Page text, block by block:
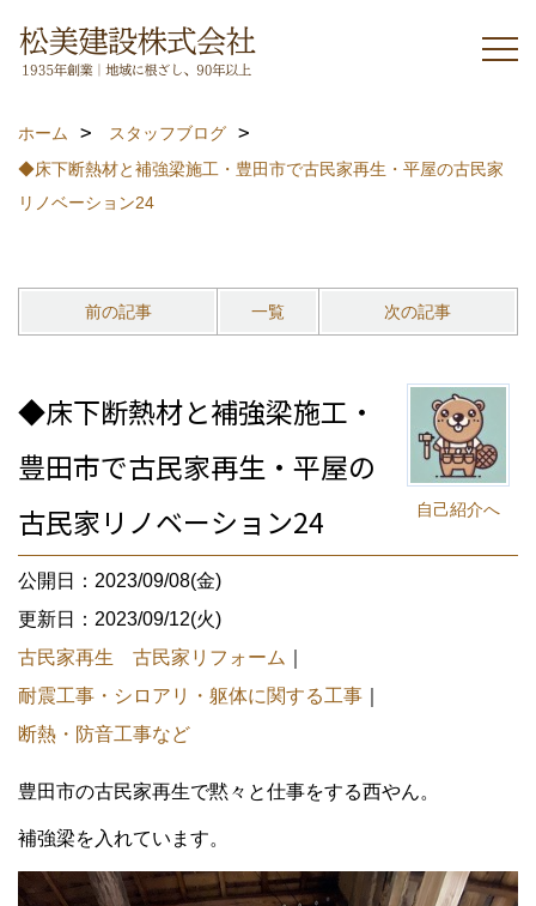
ホーム
スタッフブログ
◆床下断熱材と補強梁施工・豊田市で古民家再生・平屋の古民家
リノベーション24
前の記事 一覧 次の記事
自己紹介へ
◆床下断熱材と補強梁施工・
豊田市で古民家再生・平屋の
古民家リノベーション24
公開日：2023/09/08(金)
更新日：2023/09/12(火)
古民家再生 古民家リフォーム
耐震工事・シロアリ・躯体に関する工事
断熱・防音工事など
豊田市の古民家再生で黙々と仕事をする西やん。
補強梁を入れています。